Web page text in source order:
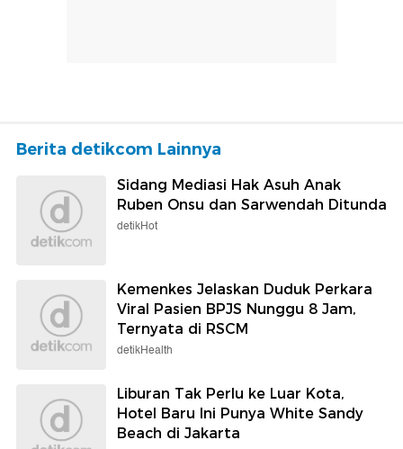
Berita detikcom Lainnya
Sidang Mediasi Hak Asuh Anak
Ruben Onsu dan Sarwendah Ditunda
detikHot
Kemenkes Jelaskan Duduk Perkara
Viral Pasien BPJS Nunggu 8 Jam,
Ternyata di RSCM
detikHealth
Liburan Tak Perlu ke Luar Kota,
Hotel Baru Ini Punya White Sandy
Beach di Jakarta